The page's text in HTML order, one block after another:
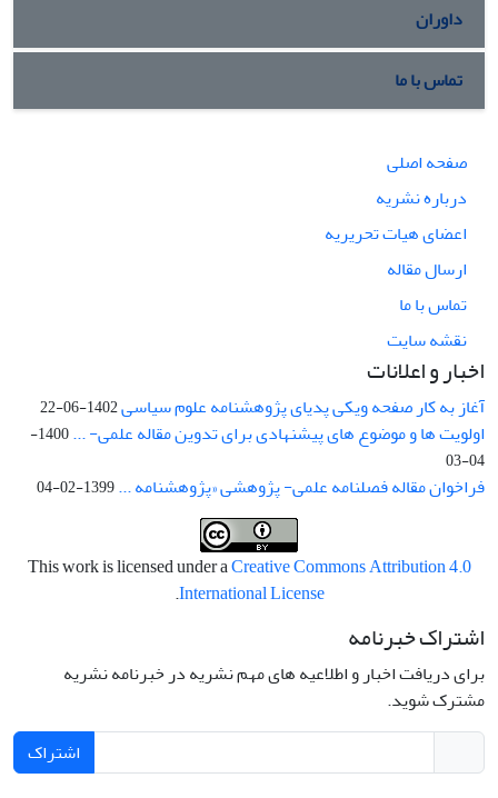
داوران
تماس با ما
صفحه اصلی
درباره نشریه
اعضای هیات تحریریه
ارسال مقاله
تماس با ما
نقشه سایت
اخبار و اعلانات
آغاز به کار صفحه ویکی پدیای پژوهشنامه علوم سیاسی1402-06-22
اولویت ها و موضوع های پیشنهادی برای تدوین مقاله علمی- ...
1400-
04-03
فراخوان مقاله فصلنامه علمی- پژوهشی «پژوهشنامه ...1399-02-04
This work is licensed under aCreative Commons Attribution 4.0
International License
.
اشتراک خبرنامه
برای دریافت اخبار و اطلاعیه های مهم نشریه در خبرنامه نشریه
مشترک شوید.
اشتراک